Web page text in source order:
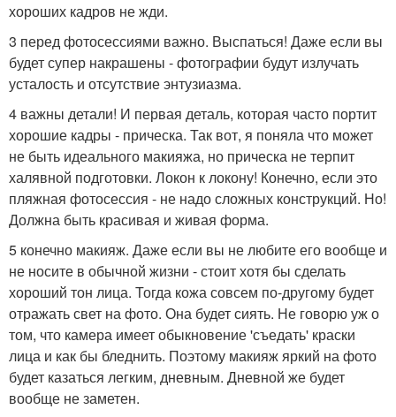
хороших кадров не жди.
3 перед фотосессиями важно. Выспаться! Даже если вы
будет супер накрашены - фотографии будут излучать
усталость и отсутствие энтузиазма.
4 важны детали! И первая деталь, которая часто портит
хорошие кадры - прическа. Так вот, я поняла что может
не быть идеального макияжа, но прическа не терпит
халявной подготовки. Локон к локону! Конечно, если это
пляжная фотосессия - не надо сложных конструкций. Но!
Должна быть красивая и живая форма.
5 конечно макияж. Даже если вы не любите его вообще и
не носите в обычной жизни - стоит хотя бы сделать
хороший тон лица. Тогда кожа совсем по-другому будет
отражать свет на фото. Она будет сиять. Не говорю уж о
том, что камера имеет обыкновение 'съедать' краски
лица и как бы бледнить. Поэтому макияж яркий на фото
будет казаться легким, дневным. Дневной же будет
вообще не заметен.